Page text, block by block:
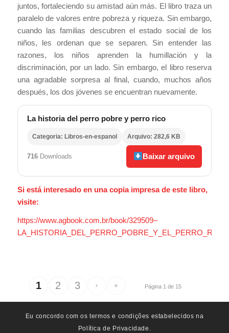
juntos, fortaleciendo su amistad aún más. El libro traza un
paralelo de valores entre pobreza y riqueza. Sin embargo,
cuando las familias descubren el estado social de los
niños, les ordenan que se separen. Sin entender las
razones, los niños aprenden la humillación y la
discriminación, por un lado. Sin embargo, el libro reserva
una agradable sorpresa al final, cuando, muchos años
después, los dos jóvenes se encuentran nuevamente.
La historia del perro pobre y perro rico
Categoria: Libros-en-espanol Arquivo: 282,6 KB
716Downloads Baixar arquivo
Si está interesado en una copia impresa de este libro,
visite:
https://www.agbook.com.br/book/329509–
LA_HISTORIA_DEL_PERRO_POBRE_Y_EL_PERRO_RICO
Página 1 de 15
1 2 3 › »
Eu concordo com os termos e condições estabelecidos na
Política de Privacidade.